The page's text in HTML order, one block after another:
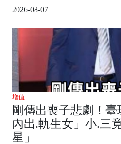
2026-08-07
增值
剛傳出喪子悲劇！
內出.軌生女」小.三
星」